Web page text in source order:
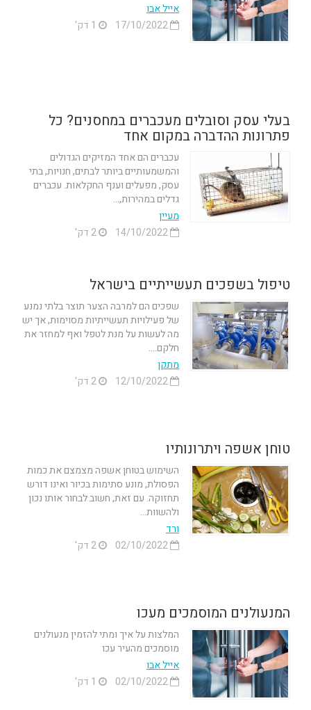
אייל אבו
17/10/2022
בעלי עסק וסובלים מעכברים במחסנים? כל
פתרונות ההדברה במקום אחד
עכברים הם אחד המזיקים הגדולים
והמשמעותיים ביותר לבתים, חנויות, בתי
עסק, מפעלים וענף החקלאות. עכברים
גדלים במהירות,...
מעיין
14/10/2022
2 דק'
טיפול בשפכים תעשייתיים בישראל
שפכים הם למרבה הצער תוצר בלתי נמנע
של פעילויות תעשייתיות מסוימות, אך יש
מה לעשות על מנת לטפל ואף למחזר את
חלקם....
מתקן
12/10/2022
2 דק'
טוחן אשפה ויתרונותיו
השימוש בטוחן אשפה מצמצם את כמות
הפסולת, מונע סתימות בכיור ואינו דורש
תחזוקה. עם זאת, חשוב לבחור אותו נכון
ולהשוות...
ורד
02/10/2022
2 דק'
המנעולנים המוסמכים מעכו
המלצות על איך ומתי להזמין מנעולנים
מוסמכים מהעיר עכו
אייל אבו
02/10/2022